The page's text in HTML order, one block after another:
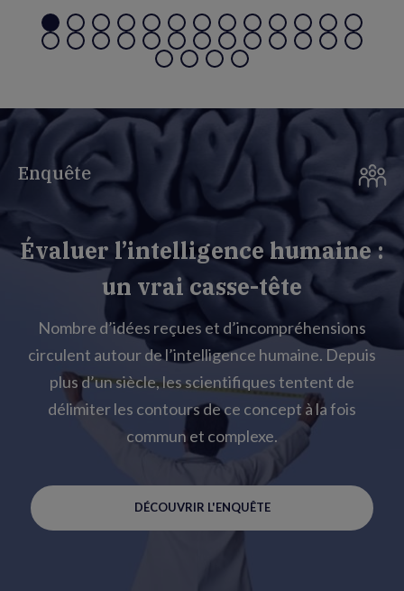
Enquête
Évaluer l’intelligence humaine :
un vrai casse-tête
Nombre d’idées reçues et d’incompréhensions
circulent autour de l’intelligence humaine. Depuis
plus d’un siècle, les scientifiques tentent de
délimiter les contours de ce concept à la fois
commun et complexe.
DÉCOUVRIR L'ENQUÊTE